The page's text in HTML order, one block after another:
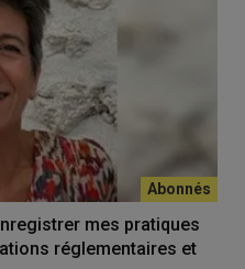
mes pratiques
réglementaires et